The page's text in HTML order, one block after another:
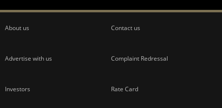
About us Contact us
Advertise with us Complaint Redressal
Investors Rate Card